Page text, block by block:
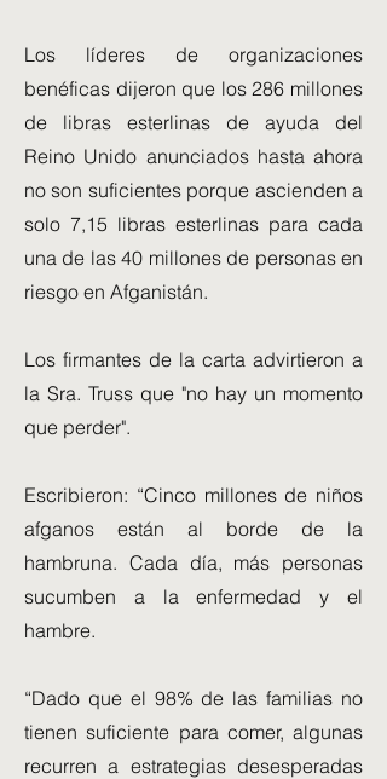
Los líderes de organizaciones
benéficas dijeron que los 286 millones
de libras esterlinas de ayuda del
Reino Unido anunciados hasta ahora
no son suficientes porque ascienden a
solo 7,15 libras esterlinas para cada
una de las 40 millones de personas en
riesgo en Afganistán.
Los firmantes de la carta advirtieron a
la Sra. Truss que "no hay un momento
que perder".
Escribieron: “Cinco millones de niños
afganos están al borde de la
hambruna. Cada día, más personas
sucumben a la enfermedad y el
hambre.
“Dado que el 98% de las familias no
tienen suficiente para comer, algunas
recurren a estrategias desesperadas